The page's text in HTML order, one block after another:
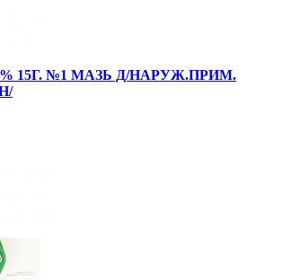
15Г. №1 МАЗЬ Д/НАРУЖ.ПРИМ.